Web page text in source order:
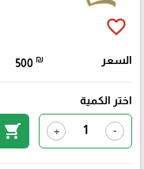
favorite_border
السعر 500 ₪
اختر الكمية
-
+
shopping_cart